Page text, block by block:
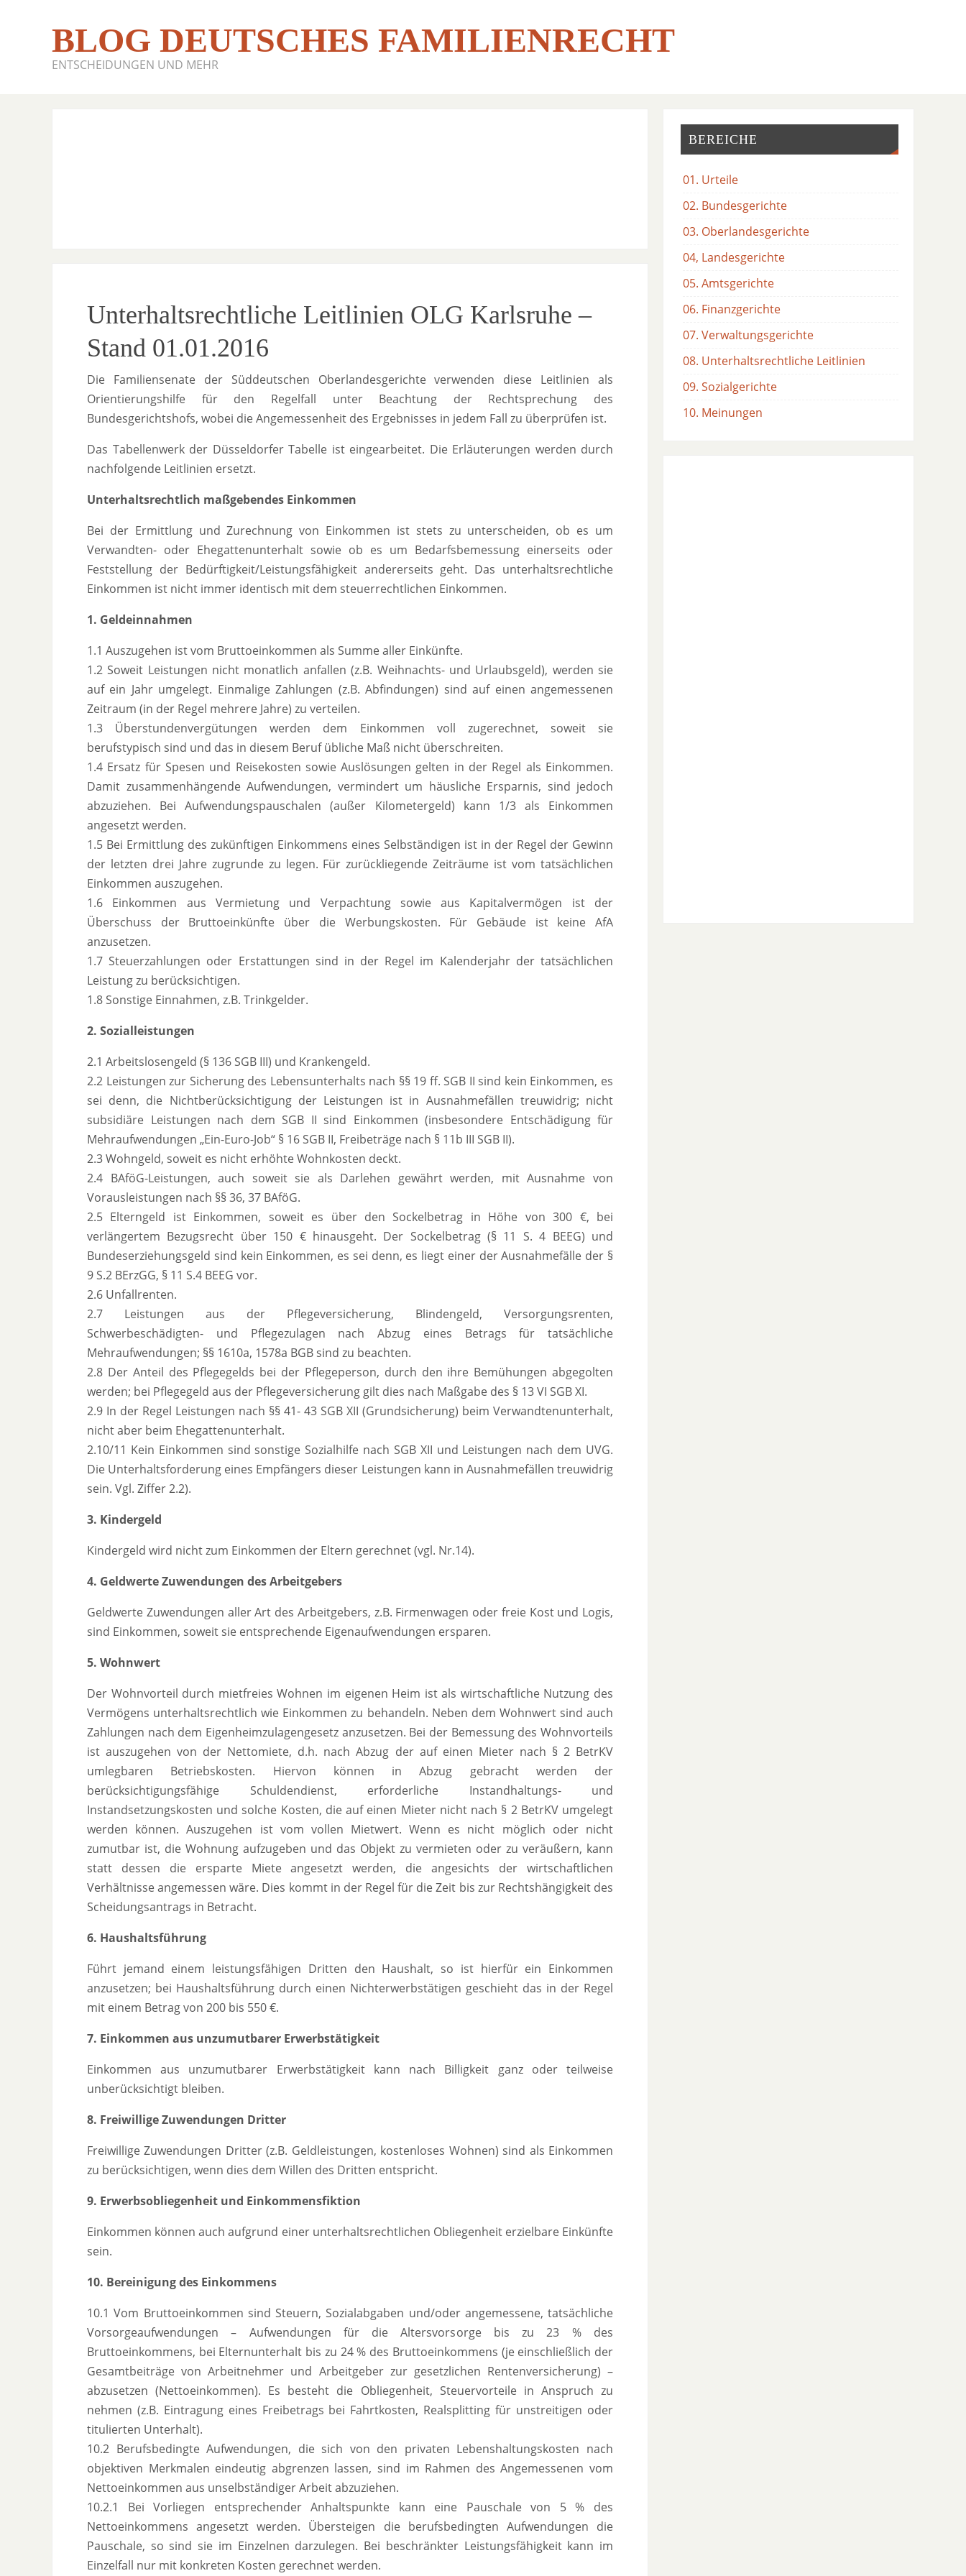
BLOG DEUTSCHES FAMILIENRECHT
ENTSCHEIDUNGEN UND MEHR
Unterhaltsrechtliche Leitlinien OLG Karlsruhe –
Stand 01.01.2016
Die Familiensenate der Süddeutschen Oberlandesgerichte verwenden diese Leitlinien als
Orientierungshilfe für den Regelfall unter Beachtung der Rechtsprechung des
Bundesgerichtshofs, wobei die Angemessenheit des Ergebnisses in jedem Fall zu überprüfen ist.
Das Tabellenwerk der Düsseldorfer Tabelle ist eingearbeitet. Die Erläuterungen werden durch
nachfolgende Leitlinien ersetzt.
Unterhaltsrechtlich maßgebendes Einkommen
Bei der Ermittlung und Zurechnung von Einkommen ist stets zu unterscheiden, ob es um
Verwandten- oder Ehegattenunterhalt sowie ob es um Bedarfsbemessung einerseits oder
Feststellung der Bedürftigkeit/Leistungsfähigkeit andererseits geht. Das unterhaltsrechtliche
Einkommen ist nicht immer identisch mit dem steuerrechtlichen Einkommen.
1. Geldeinnahmen
1.1 Auszugehen ist vom Bruttoeinkommen als Summe aller Einkünfte.
1.2 Soweit Leistungen nicht monatlich anfallen (z.B. Weihnachts- und Urlaubsgeld), werden sie
auf ein Jahr umgelegt. Einmalige Zahlungen (z.B. Abfindungen) sind auf einen angemessenen
Zeitraum (in der Regel mehrere Jahre) zu verteilen.
1.3 Überstundenvergütungen werden dem Einkommen voll zugerechnet, soweit sie
berufstypisch sind und das in diesem Beruf übliche Maß nicht überschreiten.
1.4 Ersatz für Spesen und Reisekosten sowie Auslösungen gelten in der Regel als Einkommen.
Damit zusammenhängende Aufwendungen, vermindert um häusliche Ersparnis, sind jedoch
abzuziehen. Bei Aufwendungspauschalen (außer Kilometergeld) kann 1/3 als Einkommen
angesetzt werden.
1.5 Bei Ermittlung des zukünftigen Einkommens eines Selbständigen ist in der Regel der Gewinn
der letzten drei Jahre zugrunde zu legen. Für zurückliegende Zeiträume ist vom tatsächlichen
Einkommen auszugehen.
1.6 Einkommen aus Vermietung und Verpachtung sowie aus Kapitalvermögen ist der
Überschuss der Bruttoeinkünfte über die Werbungskosten. Für Gebäude ist keine AfA
anzusetzen.
1.7 Steuerzahlungen oder Erstattungen sind in der Regel im Kalenderjahr der tatsächlichen
Leistung zu berücksichtigen.
1.8 Sonstige Einnahmen, z.B. Trinkgelder.
2. Sozialleistungen
2.1 Arbeitslosengeld (§ 136 SGB III) und Krankengeld.
2.2 Leistungen zur Sicherung des Lebensunterhalts nach §§ 19 ff. SGB II sind kein Einkommen, es
sei denn, die Nichtberücksichtigung der Leistungen ist in Ausnahmefällen treuwidrig; nicht
subsidiäre Leistungen nach dem SGB II sind Einkommen (insbesondere Entschädigung für
Mehraufwendungen „Ein-Euro-Job“ § 16 SGB II, Freibeträge nach § 11b III SGB II).
2.3 Wohngeld, soweit es nicht erhöhte Wohnkosten deckt.
2.4 BAföG-Leistungen, auch soweit sie als Darlehen gewährt werden, mit Ausnahme von
Vorausleistungen nach §§ 36, 37 BAföG.
2.5 Elterngeld ist Einkommen, soweit es über den Sockelbetrag in Höhe von 300 €, bei
verlängertem Bezugsrecht über 150 € hinausgeht. Der Sockelbetrag (§ 11 S. 4 BEEG) und
Bundeserziehungsgeld sind kein Einkommen, es sei denn, es liegt einer der Ausnahmefälle der §
9 S.2 BErzGG, § 11 S.4 BEEG vor.
2.6 Unfallrenten.
2.7 Leistungen aus der Pflegeversicherung, Blindengeld, Versorgungsrenten,
Schwerbeschädigten- und Pflegezulagen nach Abzug eines Betrags für tatsächliche
Mehraufwendungen; §§ 1610a, 1578a BGB sind zu beachten.
2.8 Der Anteil des Pflegegelds bei der Pflegeperson, durch den ihre Bemühungen abgegolten
werden; bei Pflegegeld aus der Pflegeversicherung gilt dies nach Maßgabe des § 13 VI SGB XI.
2.9 In der Regel Leistungen nach §§ 41- 43 SGB XII (Grundsicherung) beim Verwandtenunterhalt,
nicht aber beim Ehegattenunterhalt.
2.10/11 Kein Einkommen sind sonstige Sozialhilfe nach SGB XII und Leistungen nach dem UVG.
Die Unterhaltsforderung eines Empfängers dieser Leistungen kann in Ausnahmefällen treuwidrig
sein. Vgl. Ziffer 2.2).
3. Kindergeld
Kindergeld wird nicht zum Einkommen der Eltern gerechnet (vgl. Nr.14).
4. Geldwerte Zuwendungen des Arbeitgebers
Geldwerte Zuwendungen aller Art des Arbeitgebers, z.B. Firmenwagen oder freie Kost und Logis,
sind Einkommen, soweit sie entsprechende Eigenaufwendungen ersparen.
5. Wohnwert
Der Wohnvorteil durch mietfreies Wohnen im eigenen Heim ist als wirtschaftliche Nutzung des
Vermögens unterhaltsrechtlich wie Einkommen zu behandeln. Neben dem Wohnwert sind auch
Zahlungen nach dem Eigenheimzulagengesetz anzusetzen. Bei der Bemessung des Wohnvorteils
ist auszugehen von der Nettomiete, d.h. nach Abzug der auf einen Mieter nach § 2 BetrKV
umlegbaren Betriebskosten. Hiervon können in Abzug gebracht werden der
berücksichtigungsfähige Schuldendienst, erforderliche Instandhaltungs- und
Instandsetzungskosten und solche Kosten, die auf einen Mieter nicht nach § 2 BetrKV umgelegt
werden können. Auszugehen ist vom vollen Mietwert. Wenn es nicht möglich oder nicht
zumutbar ist, die Wohnung aufzugeben und das Objekt zu vermieten oder zu veräußern, kann
statt dessen die ersparte Miete angesetzt werden, die angesichts der wirtschaftlichen
Verhältnisse angemessen wäre. Dies kommt in der Regel für die Zeit bis zur Rechtshängigkeit des
Scheidungsantrags in Betracht.
6. Haushaltsführung
Führt jemand einem leistungsfähigen Dritten den Haushalt, so ist hierfür ein Einkommen
anzusetzen; bei Haushaltsführung durch einen Nichterwerbstätigen geschieht das in der Regel
mit einem Betrag von 200 bis 550 €.
7. Einkommen aus unzumutbarer Erwerbstätigkeit
Einkommen aus unzumutbarer Erwerbstätigkeit kann nach Billigkeit ganz oder teilweise
unberücksichtigt bleiben.
8. Freiwillige Zuwendungen Dritter
Freiwillige Zuwendungen Dritter (z.B. Geldleistungen, kostenloses Wohnen) sind als Einkommen
zu berücksichtigen, wenn dies dem Willen des Dritten entspricht.
9. Erwerbsobliegenheit und Einkommensfiktion
Einkommen können auch aufgrund einer unterhaltsrechtlichen Obliegenheit erzielbare Einkünfte
sein.
10. Bereinigung des Einkommens
10.1 Vom Bruttoeinkommen sind Steuern, Sozialabgaben und/oder angemessene, tatsächliche
Vorsorgeaufwendungen – Aufwendungen für die Altersvorsorge bis zu 23 % des
Bruttoeinkommens, bei Elternunterhalt bis zu 24 % des Bruttoeinkommens (je einschließlich der
Gesamtbeiträge von Arbeitnehmer und Arbeitgeber zur gesetzlichen Rentenversicherung) –
abzusetzen (Nettoeinkommen). Es besteht die Obliegenheit, Steuervorteile in Anspruch zu
nehmen (z.B. Eintragung eines Freibetrags bei Fahrtkosten, Realsplitting für unstreitigen oder
titulierten Unterhalt).
10.2 Berufsbedingte Aufwendungen, die sich von den privaten Lebenshaltungskosten nach
objektiven Merkmalen eindeutig abgrenzen lassen, sind im Rahmen des Angemessenen vom
Nettoeinkommen aus unselbständiger Arbeit abzuziehen.
10.2.1 Bei Vorliegen entsprechender Anhaltspunkte kann eine Pauschale von 5 % des
Nettoeinkommens angesetzt werden. Übersteigen die berufsbedingten Aufwendungen die
Pauschale, so sind sie im Einzelnen darzulegen. Bei beschränkter Leistungsfähigkeit kann im
Einzelfall nur mit konkreten Kosten gerechnet werden.
BEREICHE
01. Urteile
02. Bundesgerichte
03. Oberlandesgerichte
04, Landesgerichte
05. Amtsgerichte
06. Finanzgerichte
07. Verwaltungsgerichte
08. Unterhaltsrechtliche Leitlinien
09. Sozialgerichte
10. Meinungen